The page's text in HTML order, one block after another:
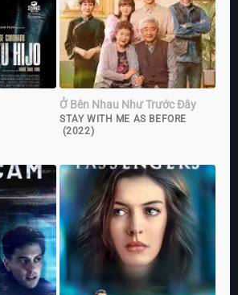
Ở Bên Nhau Như Trước Đây
STAY WITH ME AS BEFORE
(2022)